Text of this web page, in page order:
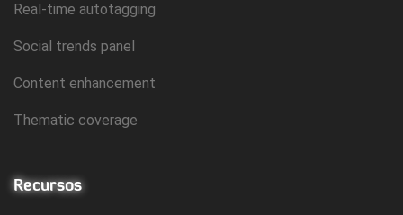
Real-time autotagging
Social trends panel
Content enhancement
Thematic coverage
Recursos